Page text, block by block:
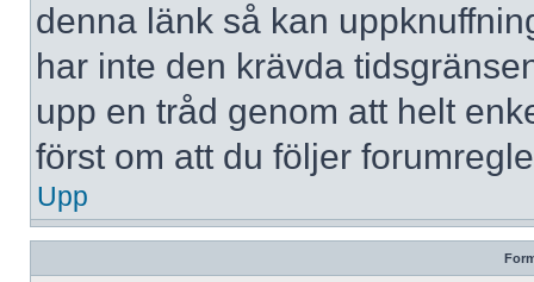
denna länk så kan
har inte den krävda
upp en tråd genom att helt
först om att du följer
Upp